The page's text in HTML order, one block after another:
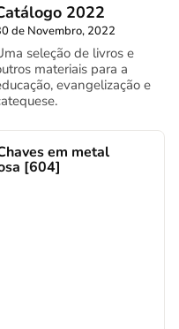
2022
de Novembro, 2022
seleção de livros e
materiais para a
evangelização e
em metal
[604]